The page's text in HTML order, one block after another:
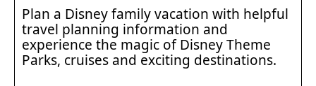
Plan a Disney family vacation with helpful
travel planning information and
experience the magic of Disney Theme
Parks, cruises and exciting destinations.